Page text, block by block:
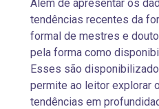
Além de apresentar os
tendências recentes da
formal de mestres e
pela forma como
Esses são
permite ao leitor explorar
tendências em